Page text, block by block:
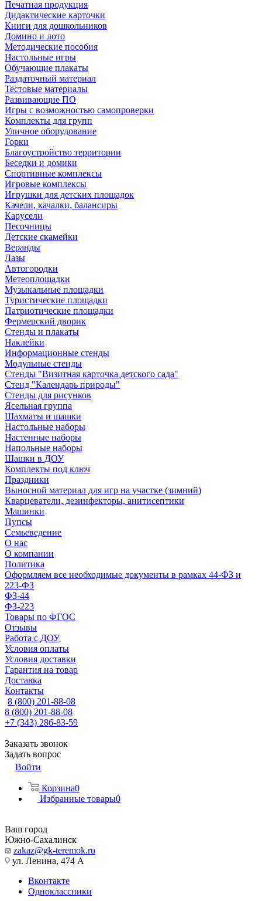
Печатная продукция
Дидактические карточки
Книги для дошкольников
Домино и лото
Методические пособия
Настольные игры
Обучающие плакаты
Раздаточный материал
Тестовые материалы
Развивающие ПО
Игры с возможностью самопроверки
Комплекты для групп
Уличное оборудование
Горки
Благоустройство территории
Беседки и домики
Спортивные комплексы
Игровые комплексы
Игрушки для детских площадок
Качели, качалки, балансиры
Карусели
Песочницы
Детские скамейки
Веранды
Лазы
Автогородки
Метеоплощадки
Музыкальные площадки
Туристические площадки
Патриотические площадки
Фермерский дворик
Стенды и плакаты
Наклейки
Информационные стенды
Модульные стенды
Стенды "Визитная карточка детского сада"
Стенд "Календарь природы"
Стенды для рисунков
Ясельная группа
Шахматы и шашки
Настольные наборы
Настенные наборы
Напольные наборы
Шашки в ДОУ
Комплекты под ключ
Праздники
Выносной материал для игр на участке (зимний)
Кварцеватели, дезинфекторы, анитисептики
Машинки
Пупсы
Семьеведение
О нас
О компании
Политика
Оформляем все необходимые документы в рамках 44-ФЗ и
223-ФЗ
ФЗ-44
ФЗ-223
Товары по ФГОС
Отзывы
Работа с ДОУ
Условия оплаты
Условия доставки
Гарантия на товар
Доставка
Контакты
8 (800) 201-88-08
8 (800) 201-88-08
+7 (343) 286-83-59
Заказать звонок
Задать вопрос
Войти
Корзина0
Избранные товары0
Ваш город
Южно-Сахалинск
zakaz@gk-teremok.ru
ул. Ленина, 474 А
Вконтакте
Одноклассники